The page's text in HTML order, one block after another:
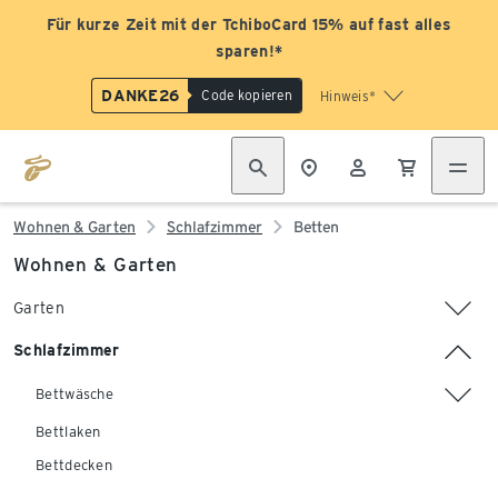
Für kurze Zeit mit der TchiboCard 15% auf fast alles
sparen!*
DANKE26 Code kopieren Hinweis*
Wohnen & Garten Schlafzimmer Betten
Wohnen & Garten
Garten
Schlafzimmer
Bettwäsche
Bettlaken
Bettdecken